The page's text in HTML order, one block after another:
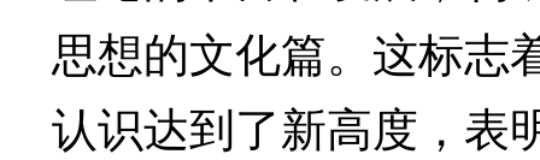
思想的文化篇。这标志
认识达到了新高度，表